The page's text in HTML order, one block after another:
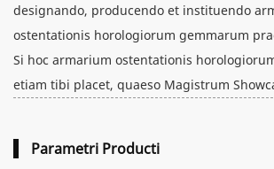
designando, producendo et instituendo
ostentationis horologiorum gemmarum
Si hoc armarium ostentationis
etiam tibi placet, quaeso Magistrum
Parametri Producti